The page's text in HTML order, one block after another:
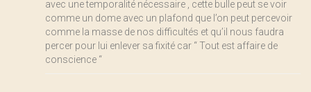
avec une temporalité nécessaire , cette bulle peut se voir
comme un dome avec un plafond que l’on peut percevoir
comme la masse de nos difficultés et qu’il nous faudra
percer pour lui enlever sa fixité car “ Tout est affaire de
conscience “